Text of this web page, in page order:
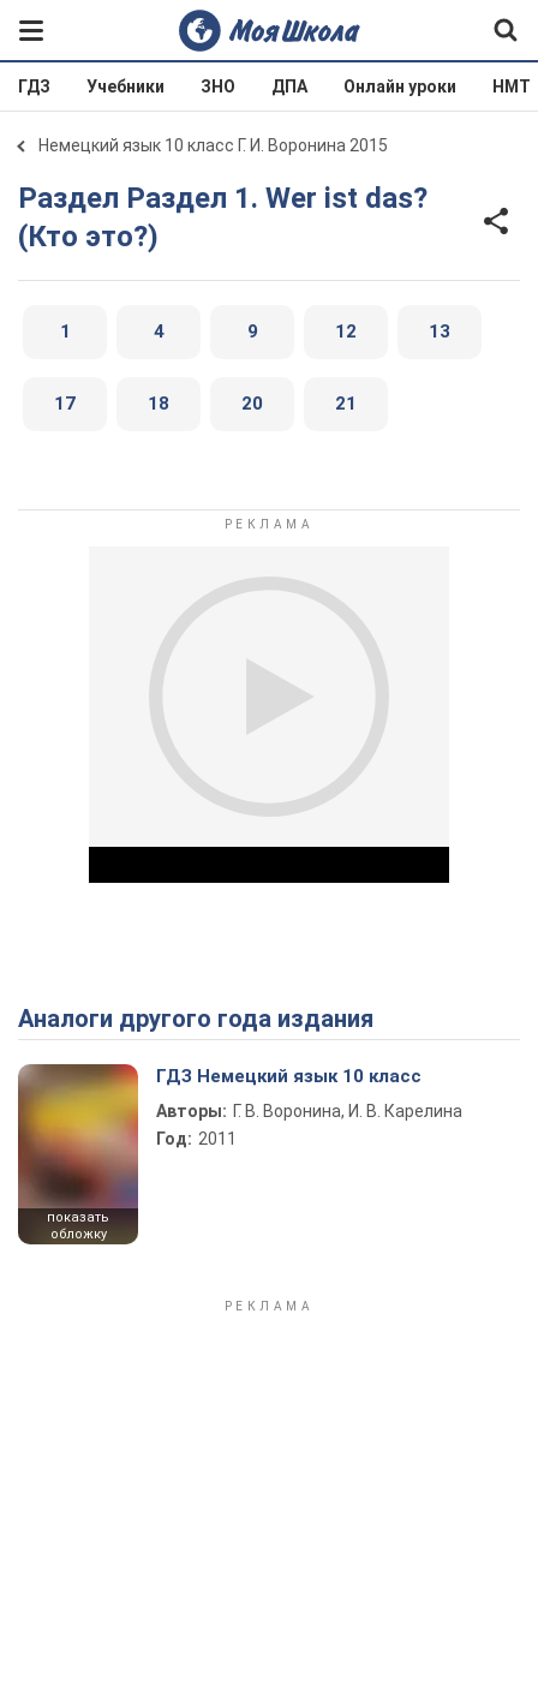
ГДЗ Учебники ЗНО ДПА Онлайн уроки НМТ
Немецкий язык 10 класс Г. И. Воронина 2015
Раздел Раздел 1. Wer ist das?
(Кто это?)
1 4 9 12 13
17 18 20 21
Play Video
Аналоги другого года издания
показать
обложку
ГДЗ Немецкий язык 10 класс
Авторы: Г. В. Воронина, И. В. Карелина
Год: 2011